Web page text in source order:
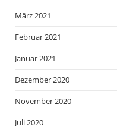
März 2021
Februar 2021
Januar 2021
Dezember 2020
November 2020
Juli 2020